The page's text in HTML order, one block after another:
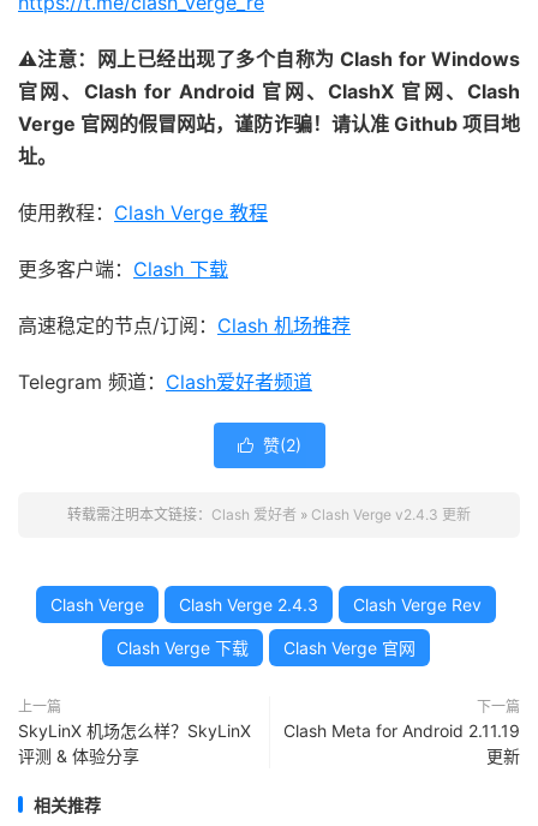
⚠注意：网上已经出现了多个自称为 Clash for Windows
官网、Clash for Android 官网、ClashX 官网、Clash
Verge 官网的假冒网站，谨防诈骗！请认准 Github 项目地
址。
使用教程： Clash Verge 教程
更多客户端： Clash 下载
高速稳定的节点/订阅： Clash 机场推荐
Telegram 频道： Clash爱好者频道
 赞(2)
转载需注明本文链接： Clash 爱好者 » Clash Verge v2.4.3 更新
Clash Verge Clash Verge 2.4.3 Clash Verge Rev
Clash Verge 下载 Clash Verge 官网
上一篇
SkyLinX 机场怎么样？SkyLinX
评测 & 体验分享
下一篇
Clash Meta for Android 2.11.19
更新
相关推荐